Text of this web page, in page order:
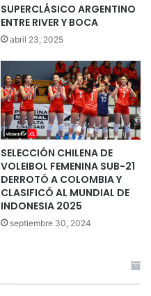
SUPERCLÁSICO ARGENTINO
ENTRE RIVER Y BOCA
abril 23, 2025
SELECCIÓN CHILENA DE
VOLEIBOL FEMENINA SUB-21
DERROTÓ A COLOMBIA Y
CLASIFICÓ AL MUNDIAL DE
INDONESIA 2025
septiembre 30, 2024